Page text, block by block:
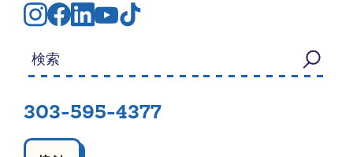
検索する：
303-595-4377